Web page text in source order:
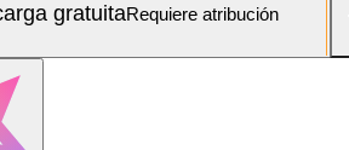
gratuitaRequiere atribución